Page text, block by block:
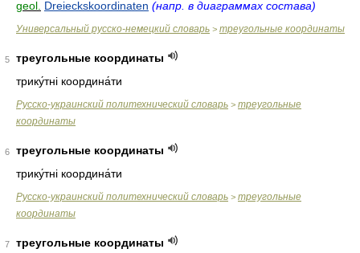
geol. Dreieckskoordinaten (напр. в диаграммах состава)
Универсальный русско-немецкий словарь > треугольные координаты
5
треугольные координаты
трику́тні координа́ти
Русско-украинский политехнический словарь > треугольные
координаты
6
треугольные координаты
трику́тні координа́ти
Русско-украинский политехнический словарь > треугольные
координаты
7
треугольные координаты